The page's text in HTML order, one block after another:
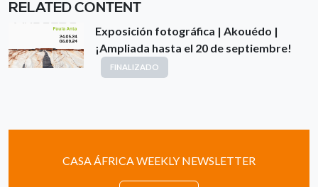
RELATED CONTENT
Exposición fotográfica | Akouédo |
¡Ampliada hasta el 20 de septiembre!
FINALIZADO
CASA ÁFRICA WEEKLY NEWSLETTER